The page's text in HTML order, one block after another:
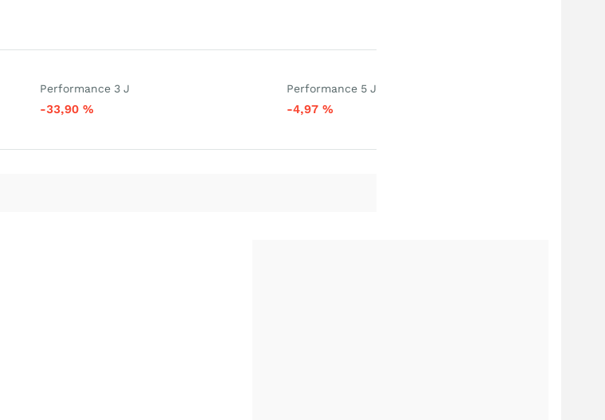
Performance 3 J
-33,90%
Performance 5 J
-4,97 %